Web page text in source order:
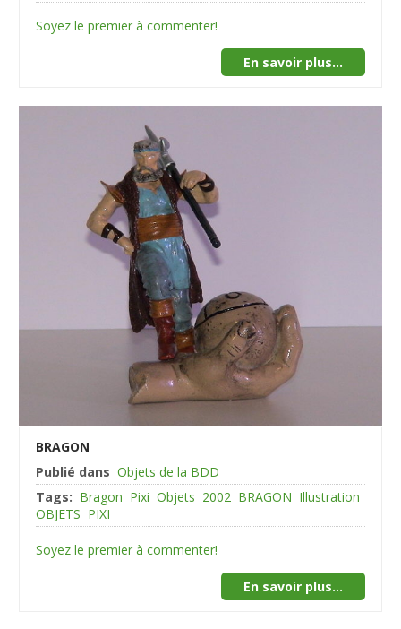
Soyez le premier à commenter!
En savoir plus...
BRAGON
Publié dans Objets de la BDD
Tags: Bragon Pixi Objets 2002 BRAGON Illustration
OBJETS PIXI
Soyez le premier à commenter!
En savoir plus...